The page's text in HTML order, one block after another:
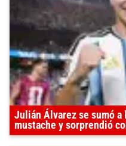
Julián Álvarez se sumó
mustache y sorprendió